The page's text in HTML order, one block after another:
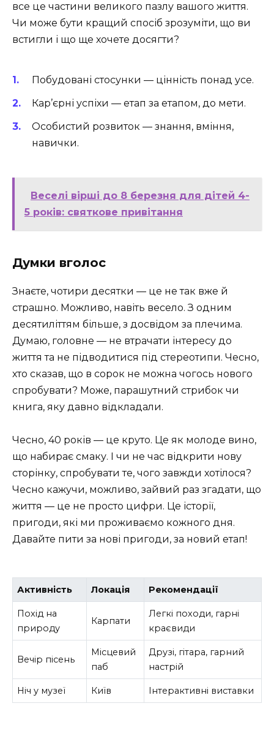
все це частини великого пазлу вашого життя.
Чи може бути кращий спосіб зрозуміти, що ви
встигли і що ще хочете досягти?
Побудовані стосунки — цінність понад усе.
Кар’єрні успіхи — етап за етапом, до мети.
Особистий розвиток — знання, вміння,
навички.
Веселі вірші до 8 березня для дітей 4-
5 років: святкове привітання
Думки вголос
Знаєте, чотири десятки — це не так вже й
страшно. Можливо, навіть весело. З одним
десятиліттям більше, з досвідом за плечима.
Думаю, головне — не втрачати інтересу до
життя та не підводитися під стереотипи. Чесно,
хто сказав, що в сорок не можна чогось нового
спробувати? Може, парашутний стрибок чи
книга, яку давно відкладали.
Чесно, 40 років — це круто. Це як молоде вино,
що набирає смаку. І чи не час відкрити нову
сторінку, спробувати те, чого завжди хотілося?
Чесно кажучи, можливо, зайвий раз згадати, що
життя — це не просто цифри. Це історії,
пригоди, які ми проживаємо кожного дня.
Давайте пити за нові пригоди, за новий етап!
Активність Локація Рекомендації
Похід на
природу
Карпати
Легкі походи, гарні
краєвиди
Вечір пісень
Місцевий
паб
Друзі, гітара, гарний
настрій
Ніч у музеї Київ Інтерактивні виставки